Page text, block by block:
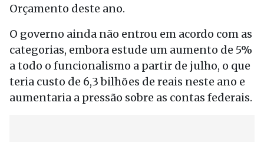
Orçamento deste ano.
O governo ainda não entrou em acordo com as
categorias, embora estude um aumento de 5%
a todo o funcionalismo a partir de julho, o que
teria custo de 6,3 bilhões de reais neste ano e
aumentaria a pressão sobre as contas federais.